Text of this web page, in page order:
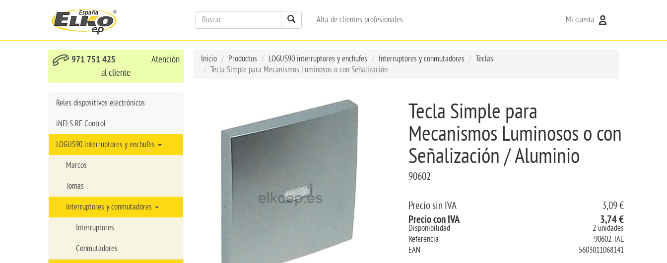
Mi cuenta
Alta de clientes profesionales
971 751 425 Atención
al cliente
Reles dispositivos electrónicos
iNELS RF Control
LOGUS90 interruptores y enchufes
Marcos
Tomas
Interruptores y conmutadores
Interruptores
Conmutadores
Inicio Productos LOGUS90 interruptores y enchufes Interruptores y conmutadores
Teclas
Tecla Simple para Mecanismos Luminosos o con Señalización
Tecla Simple para
Mecanismos Luminosos o con
Señalización / Aluminio
90602
Precio sin IVA 3,09 €
Precio con IVA 3,74 €
Disponibilidad
2 unidades
Referencia
90602 TAL
EAN
5603011068141